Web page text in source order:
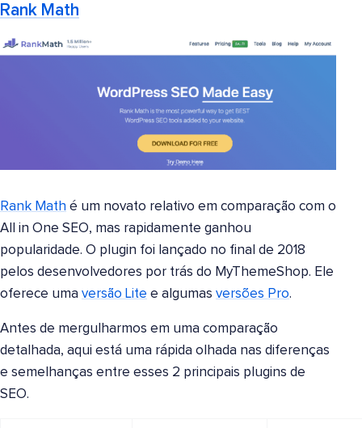
Rank Math
Rank Math é um novato relativo em comparação com o
All in One SEO, mas rapidamente ganhou
popularidade. O plugin foi lançado no final de 2018
pelos desenvolvedores por trás do MyThemeShop. Ele
oferece uma versão Lite e algumas versões Pro.
Antes de mergulharmos em uma comparação
detalhada, aqui está uma rápida olhada nas diferenças
e semelhanças entre esses 2 principais plugins de
SEO.